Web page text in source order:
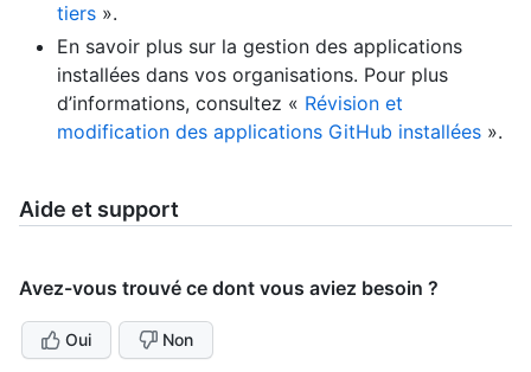
tiers ».
En savoir plus sur la gestion des applications
installées dans vos organisations. Pour plus
d’informations, consultez « Révision et
modification des applications GitHub installées ».
Aide et support
Avez-vous trouvé ce dont vous aviez besoin ?
Oui Non